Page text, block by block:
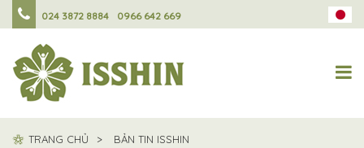
024 3872 8884 0966 642 669
TRANG CHỦ BẢN TIN ISSHIN